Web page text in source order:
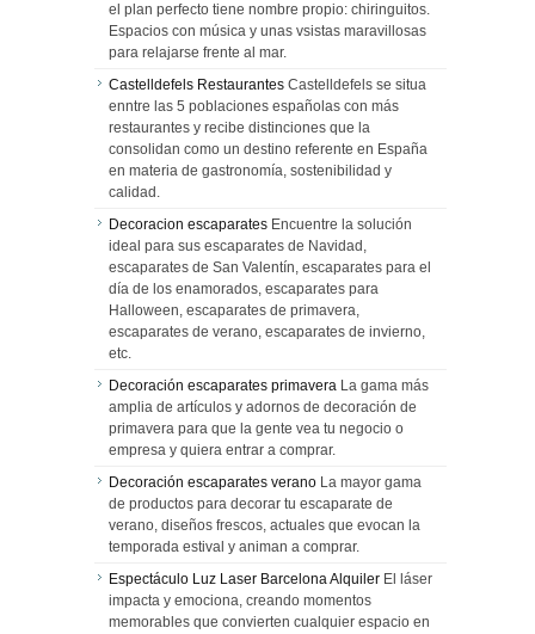
el plan perfecto tiene nombre propio: chiringuitos.
Espacios con música y unas vsistas maravillosas
para relajarse frente al mar.
Castelldefels Restaurantes Castelldefels se situa
enntre las 5 poblaciones españolas con más
restaurantes y recibe distinciones que la
consolidan como un destino referente en España
en materia de gastronomía, sostenibilidad y
calidad.
Decoracion escaparates Encuentre la solución
ideal para sus escaparates de Navidad,
escaparates de San Valentín, escaparates para el
día de los enamorados, escaparates para
Halloween, escaparates de primavera,
escaparates de verano, escaparates de invierno,
etc.
Decoración escaparates primavera La gama más
amplia de artículos y adornos de decoración de
primavera para que la gente vea tu negocio o
empresa y quiera entrar a comprar.
Decoración escaparates verano La mayor gama
de productos para decorar tu escaparate de
verano, diseños frescos, actuales que evocan la
temporada estival y animan a comprar.
Espectáculo Luz Laser Barcelona Alquiler El láser
impacta y emociona, creando momentos
memorables que convierten cualquier espacio en